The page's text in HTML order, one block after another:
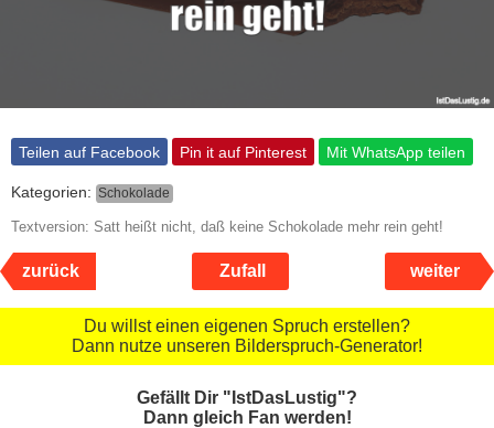
Teilen auf Facebook Pin it auf Pinterest Mit WhatsApp teilen
Kategorien: Schokolade
Textversion: Satt heißt nicht, daß keine Schokolade mehr rein geht!
zurück Zufall weiter
Du willst einen eigenen Spruch erstellen?
Dann nutze unseren Bilderspruch-Generator!
Gefällt Dir "IstDasLustig"?
Dann gleich Fan werden!